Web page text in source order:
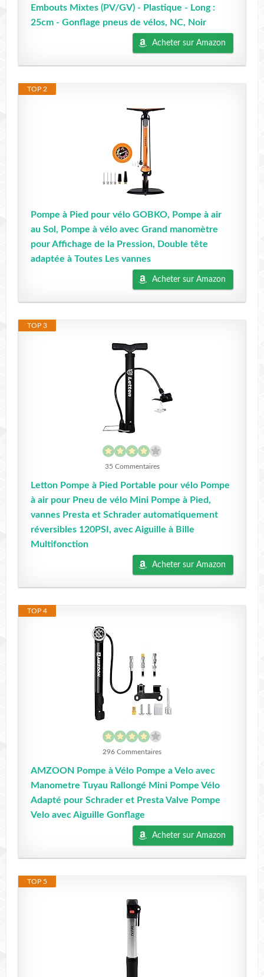
Embouts Mixtes (PV/GV) - Plastique - Long :
25cm - Gonflage pneus de vélos, NC, Noir
Acheter sur Amazon
TOP 2
Pompe à Pied pour vélo GOBKO, Pompe à air
au Sol, Pompe à vélo avec Grand manomètre
pour Affichage de la Pression, Double tête
adaptée à Toutes Les vannes
Acheter sur Amazon
TOP 3
35 Commentaires
Letton Pompe à Pied Portable pour vélo Pompe
à air pour Pneu de vélo Mini Pompe à Pied,
vannes Presta et Schrader automatiquement
réversibles 120PSI, avec Aiguille à Bille
Multifonction
Acheter sur Amazon
TOP 4
296 Commentaires
AMZOON Pompe à Vélo Pompe a Velo avec
Manometre Tuyau Rallongé Mini Pompe Vélo
Adapté pour Schrader et Presta Valve Pompe
Velo avec Aiguille Gonflage
Acheter sur Amazon
TOP 5